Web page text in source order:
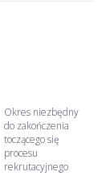
Okres niezbędny
do zakończenia
toczącego się
procesu
rekrutacyjnego